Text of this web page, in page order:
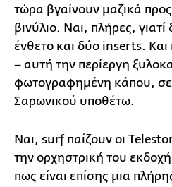
τώρα βγαίνουν μαζικά
βινύλιο. Ναι, πλήρες,
ένθετο και δύο inserts.
– αυτή την περίεργη
φωτογραφημένη κάπου, σε
Σαρωνικού υποθέτω.
Ναι, surf παίζουν οι
την ορχηστρική του
πως είναι επίσης μια